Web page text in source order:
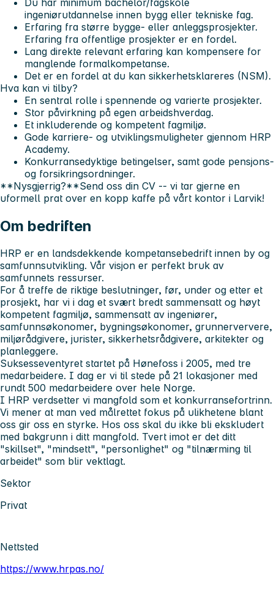
ingeniørutdannelse innen bygg eller tekniske fag.
Erfaring fra større bygge- eller anleggsprosjekter.
Erfaring fra offentlige prosjekter er en fordel.
Lang direkte relevant erfaring kan kompensere for
manglende formalkompetanse.
Det er en fordel at du kan sikkerhetsklareres (NSM).
Hva kan vi tilby?
En sentral rolle i spennende og varierte prosjekter.
Stor påvirkning på egen arbeidshverdag.
Et inkluderende og kompetent fagmiljø.
Gode karriere- og utviklingsmuligheter gjennom HRP
Academy.
Konkurransedyktige betingelser, samt gode pensjons-
og forsikringsordninger.
**Nysgjerrig?**Send oss din CV -- vi tar gjerne en
uformell prat over en kopp kaffe på vårt kontor i Larvik!
Om bedriften
HRP er en landsdekkende kompetansebedrift innen by og
samfunnsutvikling. Vår visjon er perfekt bruk av
samfunnets ressurser.
For å treffe de riktige beslutninger, før, under og etter et
prosjekt, har vi i dag et svært bredt sammensatt og høyt
kompetent fagmiljø, sammensatt av ingeniører,
samfunnsøkonomer, bygningsøkonomer, grunnerververe,
miljørådgivere, jurister, sikkerhetsrådgivere, arkitekter og
planleggere.
Suksesseventyret startet på Hønefoss i 2005, med tre
medarbeidere. I dag er vi til stede på 21 lokasjoner med
rundt 500 medarbeidere over hele Norge.
I HRP verdsetter vi mangfold som et konkurransefortrinn.
Vi mener at man ved målrettet fokus på ulikhetene blant
oss gir oss en styrke. Hos oss skal du ikke bli ekskludert
med bakgrunn i ditt mangfold. Tvert imot er det ditt
"skillset", "mindsett", "personlighet" og "tilnærming til
arbeidet" som blir vektlagt.
Sektor
Privat
Nettsted
https://www.hrpas.no/